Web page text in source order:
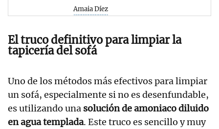
Amaia Díez
El truco definitivo para limpiar la
tapicería del sofá
Uno de los métodos más efectivos para limpiar
un sofá, especialmente si no es desenfundable,
es utilizando una solución de amoniaco diluido
en agua templada. Este truco es sencillo y muy